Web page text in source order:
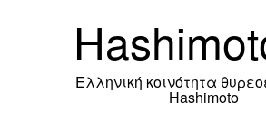
Ελληνική κοινότητα
Hashimoto